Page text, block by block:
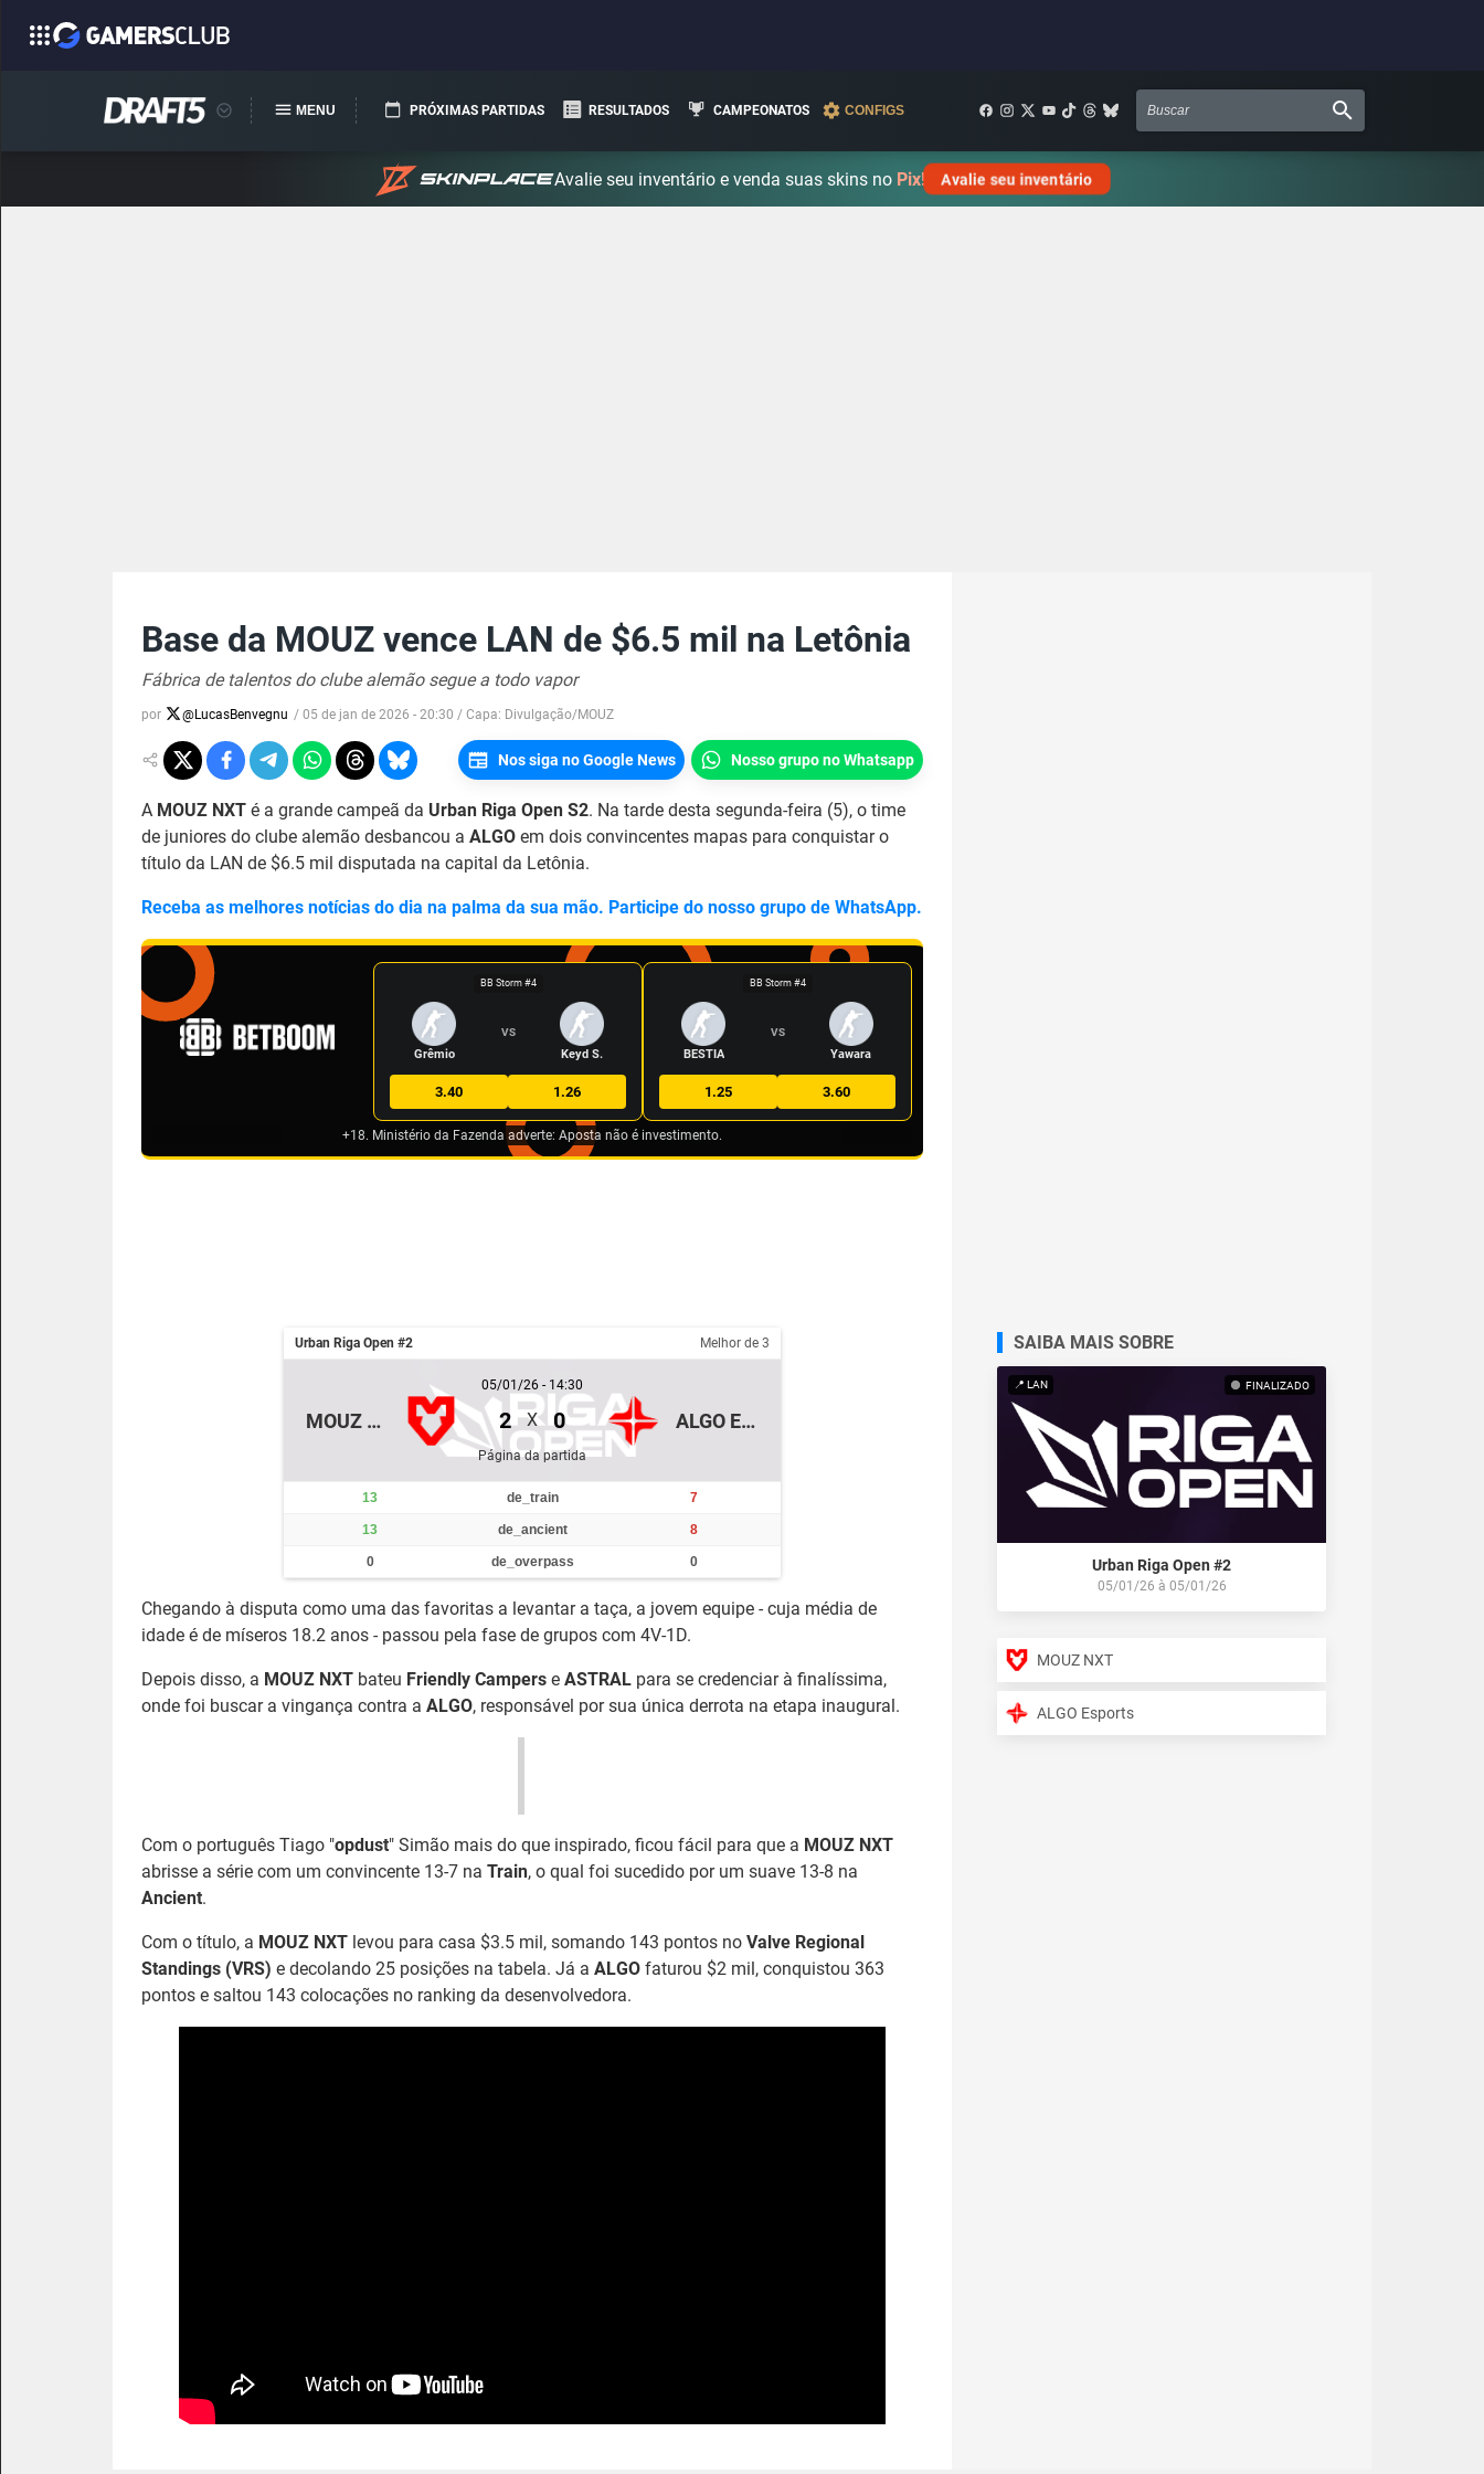
MENU PRÓXIMAS PARTIDAS RESULTADOS CAMPEONATOS CONFIGS
Avalie seu inventário e venda suas skins no Pix! Avalie seu inventário
Base da MOUZ vence LAN de $6.5 mil na Letônia
Fábrica de talentos do clube alemão segue a todo vapor
por @LucasBenvegnu / 05 de jan de 2026 - 20:30 / Capa: Divulgação/MOUZ
Nos siga no Google News Nosso grupo no Whatsapp
A MOUZ NXT é a grande campeã da Urban Riga Open S2. Na tarde desta segunda-feira (5), o time
de juniores do clube alemão desbancou a ALGO em dois convincentes mapas para conquistar o
título da LAN de $6.5 mil disputada na capital da Letônia.
Receba as melhores notícias do dia na palma da sua mão. Participe do nosso grupo de WhatsApp.
BB Storm #4
Grêmio
VS
Keyd S.
3.40 1.26
BB Storm #4
BESTIA
VS
Yawara
1.25 3.60
+18. Ministério da Fazenda adverte: Aposta não é investimento.
Urban Riga Open #2 Melhor de 3
MOUZ NXT
05/01/26 - 14:30
2 X 0
Página da partida
ALGO ESPORTS
13 de_train 7
13 de_ancient 8
0 de_overpass 0
Chegando à disputa como uma das favoritas a levantar a taça, a jovem equipe - cuja média de
idade é de míseros 18.2 anos - passou pela fase de grupos com 4V-1D.
Depois disso, a MOUZ NXT bateu Friendly Campers e ASTRAL para se credenciar à finalíssima,
onde foi buscar a vingança contra a ALGO, responsável por sua única derrota na etapa inaugural.
Com o português Tiago "opdust" Simão mais do que inspirado, ficou fácil para que a MOUZ NXT
abrisse a série com um convincente 13-7 na Train, o qual foi sucedido por um suave 13-8 na
Ancient.
Com o título, a MOUZ NXT levou para casa $3.5 mil, somando 143 pontos no Valve Regional
Standings (VRS) e decolando 25 posições na tabela. Já a ALGO faturou $2 mil, conquistou 363
pontos e saltou 143 colocações no ranking da desenvolvedora.
SAIBA MAIS SOBRE
FINALIZADO
📍 LAN
Urban Riga Open #2
05/01/26 à 05/01/26
MOUZ NXT
ALGO Esports